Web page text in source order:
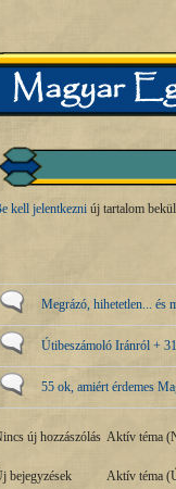
kell jelentkezni új tartalom
Megrázó, hihetetlen... és
Útibeszámoló Iránról +
55 ok, amiért érdemes
új hozzászólás
bejegyzések
Aktív téma
Aktív téma